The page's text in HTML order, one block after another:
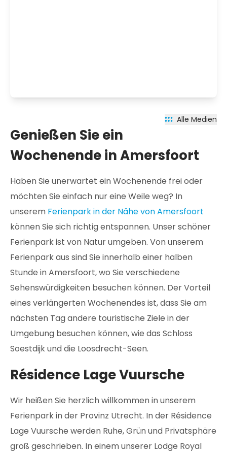
Alle Medien
Genießen Sie ein
Wochenende in Amersfoort
Haben Sie unerwartet ein Wochenende frei oder
möchten Sie einfach nur eine Weile weg? In
unserem Ferienpark in der Nähe von Amersfoort
können Sie sich richtig entspannen. Unser schöner
Ferienpark ist von Natur umgeben. Von unserem
Ferienpark aus sind Sie innerhalb einer halben
Stunde in Amersfoort, wo Sie verschiedene
Sehenswürdigkeiten besuchen können. Der Vorteil
eines verlängerten Wochenendes ist, dass Sie am
nächsten Tag andere touristische Ziele in der
Umgebung besuchen können, wie das Schloss
Soestdijk und die Loosdrecht-Seen.
Résidence Lage Vuursche
Wir heißen Sie herzlich willkommen in unserem
Ferienpark in der Provinz Utrecht. In der Résidence
Lage Vuursche werden Ruhe, Grün und Privatsphäre
groß geschrieben. In einem unserer Lodge Royal